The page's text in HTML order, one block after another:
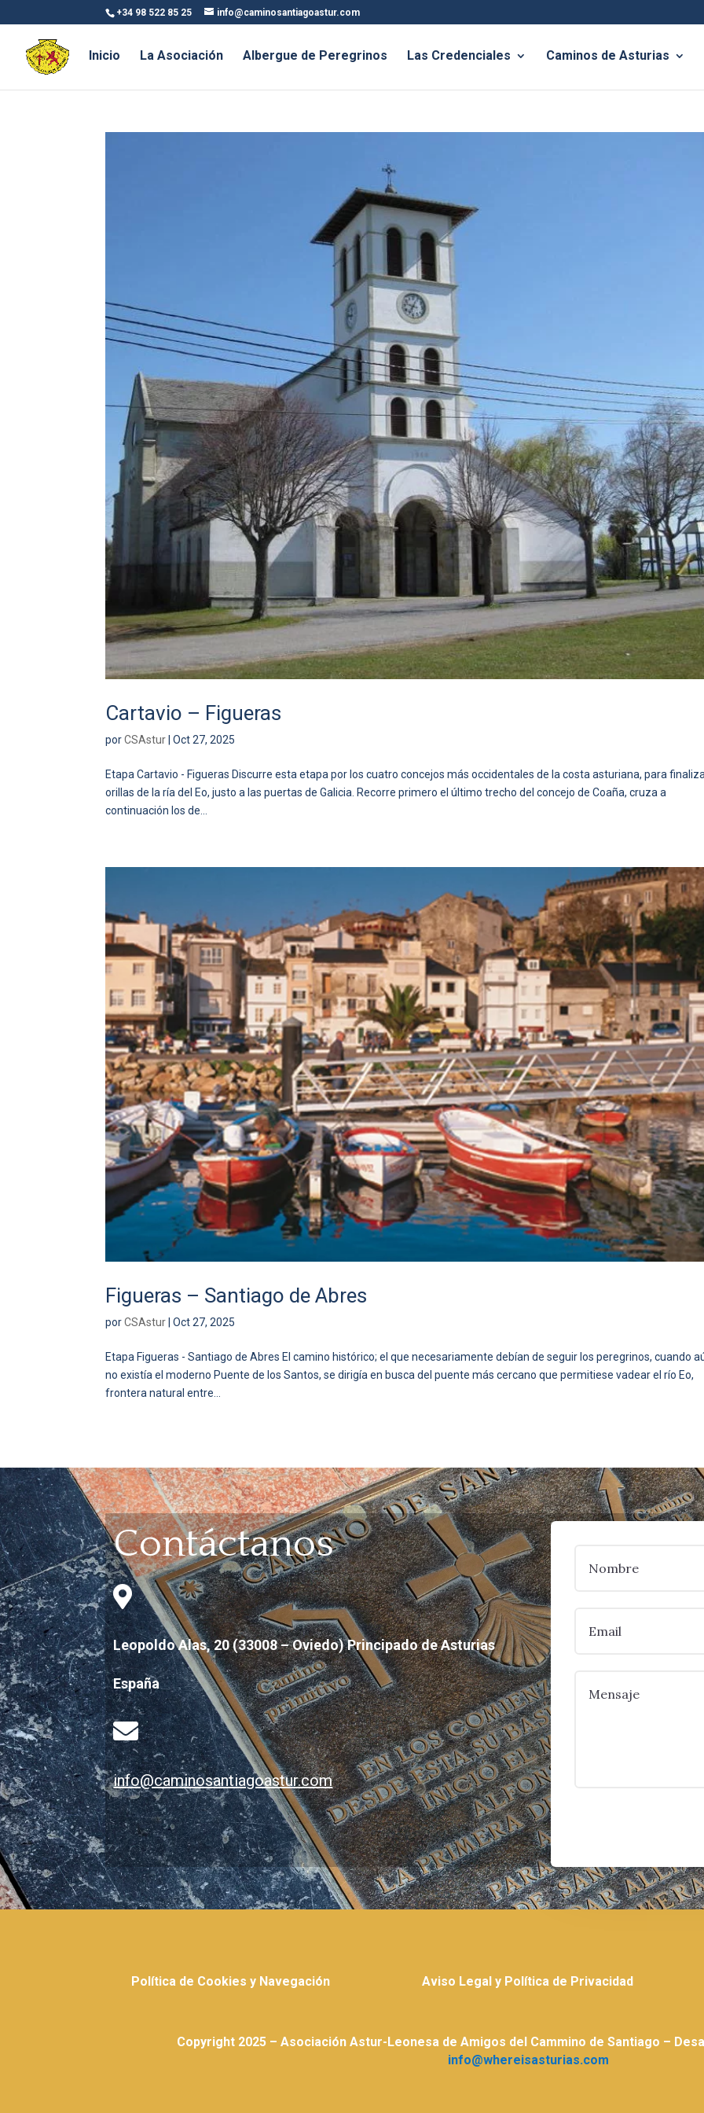
+34 98 522 85 25 info@caminosantiagoastur.com
Inicio La Asociación Albergue de Peregrinos Las Credenciales Caminos de Asturias
Cartavio – Figueras
porCSAstur |Oct 27, 2025
Etapa Cartavio - Figueras Discurre esta etapa por los cuatro concejos más occidentales de la costa asturiana, para
orillas de la ría del Eo, justo a las puertas de Galicia. Recorre primero el último trecho del concejo de Coaña, cruza a
continuación los de...
Figueras – Santiago de Abres
porCSAstur |Oct 27, 2025
Etapa Figueras - Santiago de Abres El camino histórico; el que necesariamente debían de seguir los peregrinos, cuando
no existía el moderno Puente de los Santos, se dirigía en busca del puente más cercano que permitiese vadear el río Eo,
frontera natural entre...
Contáctanos

Leopoldo Alas, 20 (33008 – Oviedo) Principado de Asturias
España

info@caminosantiagoastur.com
Política de Cookies y Navegación Aviso Legal y Política de Privacidad
Copyright 2025 – Asociación Astur-Leonesa de Amigos del Cammino de Santiago –
info@whereisasturias.com